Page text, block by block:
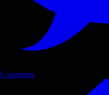
Commenta